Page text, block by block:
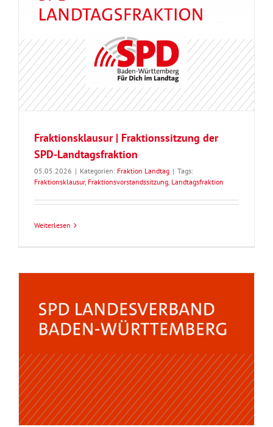
Fraktionsklausur | Fraktionssitzung der
SPD-Landtagsfraktion
05.05.2026 | Kategorien: Fraktion Landtag | Tags:
Fraktionsklausur, Fraktionsvorstandssitzung, Landtagsfraktion
Weiterlesen